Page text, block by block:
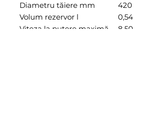
Diametru tăiere mm
420
Volum rezervor l
0,54
Viteza la putere maximă
8.50